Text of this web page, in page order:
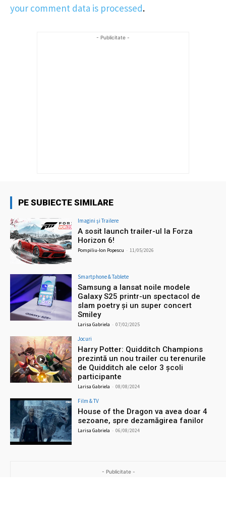
your comment data is processed.
- Publicitate -
PE SUBIECTE SIMILARE
Imagini şi Trailere
A sosit launch trailer-ul la Forza
Horizon 6!
Pompiliu-Ion Popescu - 11/05/2026
Smartphone & Tablete
Samsung a lansat noile modele
Galaxy S25 printr-un spectacol de
slam poetry și un super concert
Smiley
Larisa Gabriela - 07/02/2025
Jocuri
Harry Potter: Quidditch Champions
prezintă un nou trailer cu terenurile
de Quidditch ale celor 3 școli
participante
Larisa Gabriela - 08/08/2024
Film & TV
House of the Dragon va avea doar 4
sezoane, spre dezamăgirea fanilor
Larisa Gabriela - 06/08/2024
- Publicitate -